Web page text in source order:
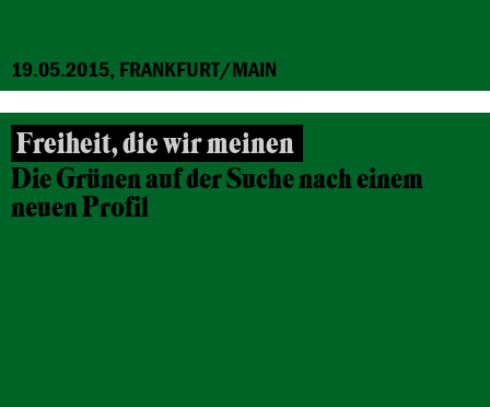
19.05.2015, FRANKFURT/MAIN
Freiheit, die wir meinen
Die Grünen auf der Suche nach einem
neuen Profil